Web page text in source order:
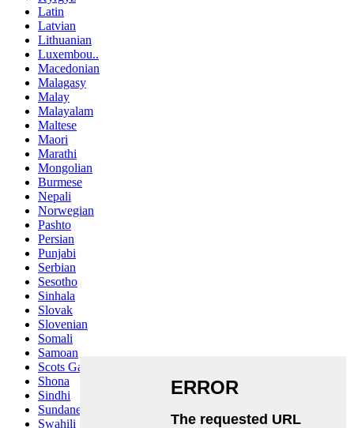
Latin
Latvian
Lithuanian
Luxembou..
Macedonian
Malagasy
Malay
Malayalam
Maltese
Maori
Marathi
Mongolian
Burmese
Nepali
Norwegian
Pashto
Persian
Punjabi
Serbian
Sesotho
Sinhala
Slovak
Slovenian
Somali
Samoan
Scots Gaelic
Shona
Sindhi
Sundanese
Swahili